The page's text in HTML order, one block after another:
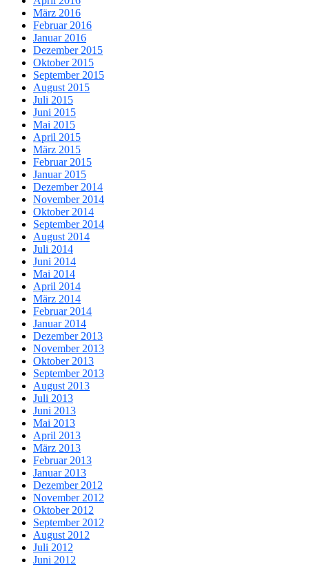
März 2016
Februar 2016
Januar 2016
Dezember 2015
Oktober 2015
September 2015
August 2015
Juli 2015
Juni 2015
Mai 2015
April 2015
März 2015
Februar 2015
Januar 2015
Dezember 2014
November 2014
Oktober 2014
September 2014
August 2014
Juli 2014
Juni 2014
Mai 2014
April 2014
März 2014
Februar 2014
Januar 2014
Dezember 2013
November 2013
Oktober 2013
September 2013
August 2013
Juli 2013
Juni 2013
Mai 2013
April 2013
März 2013
Februar 2013
Januar 2013
Dezember 2012
November 2012
Oktober 2012
September 2012
August 2012
Juli 2012
Juni 2012